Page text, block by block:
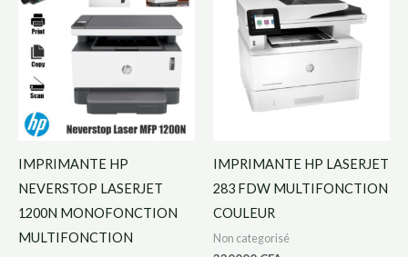
IMPRIMANTE HP
NEVERSTOP LASERJET
1200N MONOFONCTION
MULTIFONCTION
IMPRIMANTE HP LASERJET
283 FDW MULTIFONCTION
COULEUR
Non categorisé